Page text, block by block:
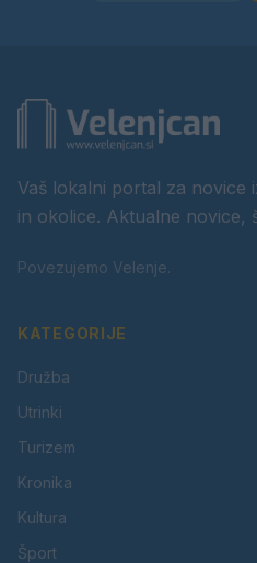
Vaš lokalni portal za novice
in okolice. Aktualne novice,
Povezujemo Velenje.
KATEGORIJE
Družba
Utrinki
Turizem
Kronika
Kultura
Šport